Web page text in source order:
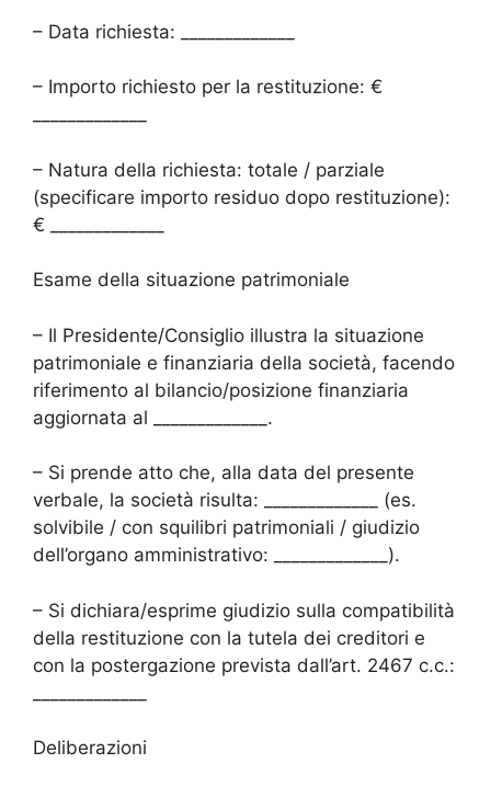
– Data richiesta: _____________
– Importo richiesto per la restituzione: €
– Natura della richiesta: totale / parziale
(specificare importo residuo dopo restituzione):
€ _____________
Esame della situazione patrimoniale
– Il Presidente/Consiglio illustra la situazione
patrimoniale e finanziaria della società, facendo
riferimento al bilancio/posizione finanziaria
aggiornata al _____________.
– Si prende atto che, alla data del presente
verbale, la società risulta: _____________ (es.
solvibile / con squilibri patrimoniali / giudizio
dell’organo amministrativo: _____________).
– Si dichiara/esprime giudizio sulla compatibilità
della restituzione con la tutela dei creditori e
con la postergazione prevista dall’art. 2467 c.c.:
Deliberazioni